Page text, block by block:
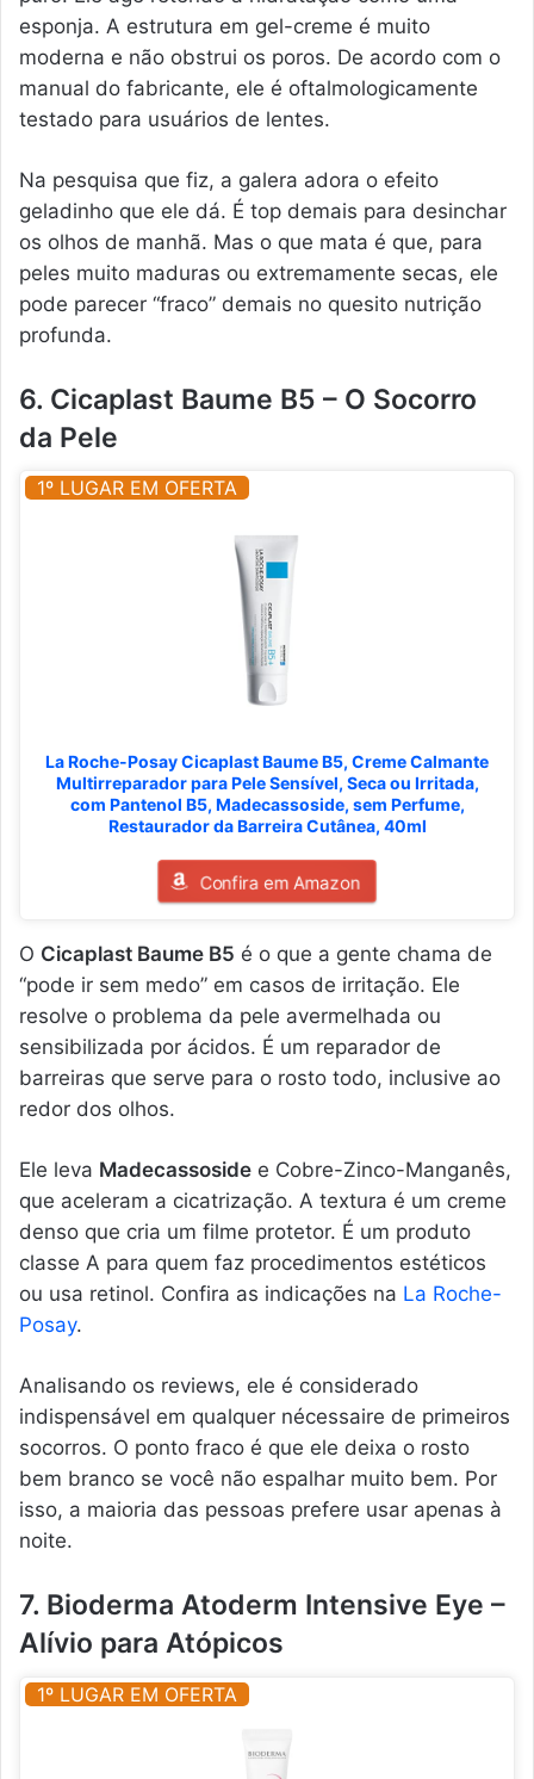
esponja. A estrutura em gel-creme é muito
moderna e não obstrui os poros. De acordo com o
manual do fabricante, ele é oftalmologicamente
testado para usuários de lentes.
Na pesquisa que fiz, a galera adora o efeito
geladinho que ele dá. É top demais para desinchar
os olhos de manhã. Mas o que mata é que, para
peles muito maduras ou extremamente secas, ele
pode parecer “fraco” demais no quesito nutrição
profunda.
6. Cicaplast Baume B5 – O Socorro
da Pele
1º LUGAR EM OFERTA
La Roche-Posay Cicaplast Baume B5, Creme Calmante
Multirreparador para Pele Sensível, Seca ou Irritada,
com Pantenol B5, Madecassoside, sem Perfume,
Restaurador da Barreira Cutânea, 40ml
Confira em Amazon
O Cicaplast Baume B5 é o que a gente chama de
“pode ir sem medo” em casos de irritação. Ele
resolve o problema da pele avermelhada ou
sensibilizada por ácidos. É um reparador de
barreiras que serve para o rosto todo, inclusive ao
redor dos olhos.
Ele leva Madecassoside e Cobre-Zinco-Manganês,
que aceleram a cicatrização. A textura é um creme
denso que cria um filme protetor. É um produto
classe A para quem faz procedimentos estéticos
ou usa retinol. Confira as indicações na La Roche-
Posay.
Analisando os reviews, ele é considerado
indispensável em qualquer nécessaire de primeiros
socorros. O ponto fraco é que ele deixa o rosto
bem branco se você não espalhar muito bem. Por
isso, a maioria das pessoas prefere usar apenas à
noite.
7. Bioderma Atoderm Intensive Eye –
Alívio para Atópicos
1º LUGAR EM OFERTA